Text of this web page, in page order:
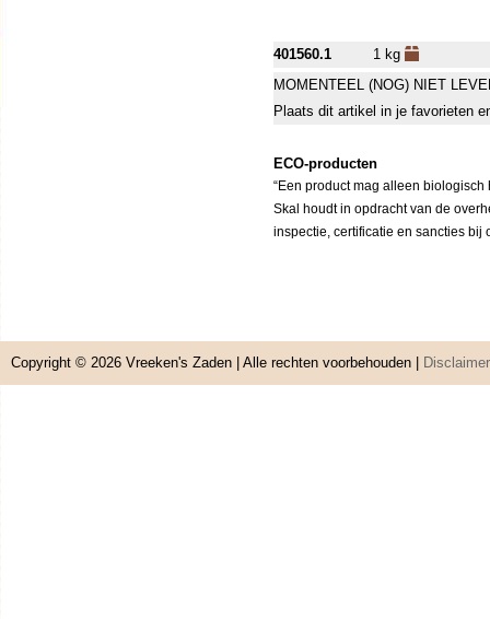
401560.1
1 kg
MOMENTEEL (NOG) NIET
Plaats dit artikel in je favorieten
ECO-producten
“Een product mag alleen
Skal houdt in opdracht van de
inspectie, certificatie en sancties
Copyright © 2026 Vreeken's Zaden | Alle rechten voorbehouden | Disclaimer